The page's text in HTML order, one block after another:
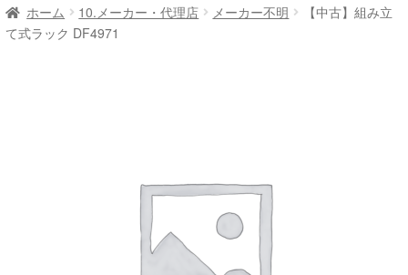
商品一覧
ホーム 10.メーカー・代理店 メーカー不明
【中古】組み立
て式ラック DF4971